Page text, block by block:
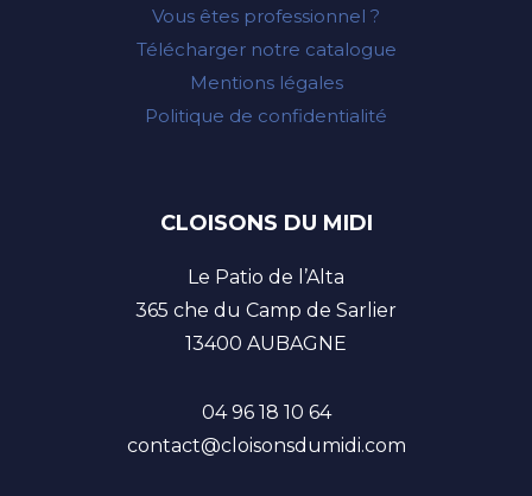
Vous êtes professionnel ?
Télécharger notre catalogue
Mentions légales
Politique de confidentialité
CLOISONS DU MIDI
Le Patio de l’Alta
365 che du Camp de Sarlier
13400 AUBAGNE
04 96 18 10 64
contact@cloisonsdumidi.com